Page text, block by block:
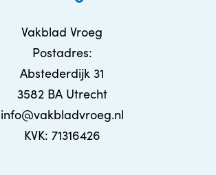
Vakblad Vroeg
Postadres:
Abstederdijk 31
3582 BA Utrecht
info@vakbladvroeg.nl
KVK: 71316426